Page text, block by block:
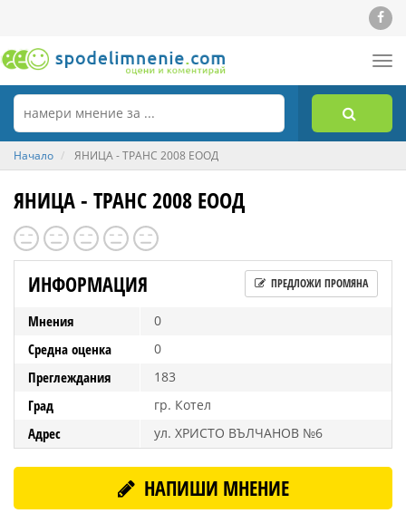
Начало ЯНИЦА - ТРАНС 2008 ЕООД
ЯНИЦА - ТРАНС 2008 ЕООД
ИНФОРМАЦИЯ ПРЕДЛОЖИ ПРОМЯНА
Мнения 0
Средна оценка 0
Преглеждания 183
Град гр. Котел
Адрес ул. ХРИСТО ВЪЛЧАНОВ №6
НАПИШИ МНЕНИЕ